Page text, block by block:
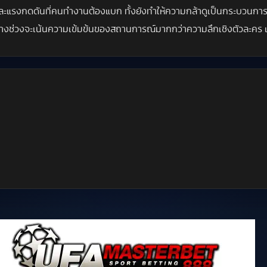
แรงกดดันที่คนทำงานต้องแบก ทั้งยังทำให้ความกล้าดูเป็นกระบวนกา
วงจะเน้นความเข้มข้นของสถานการณ์มากกว่าความลึกเชิงตัวละคร แ